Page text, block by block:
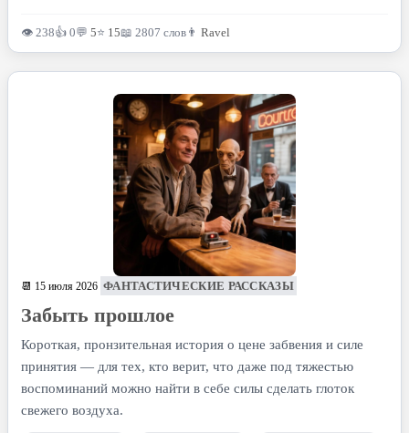
👁 238👍 0💬 5⭐ 15📖 2807 слов 👨 Ravel
📆 15 июля 2026 ФАНТАСТИЧЕСКИЕ РАССКАЗЫ
Забыть прошлое
Короткая, пронзительная история о цене забвения и силе
принятия — для тех, кто верит, что даже под тяжестью
воспоминаний можно найти в себе силы сделать глоток
свежего воздуха.